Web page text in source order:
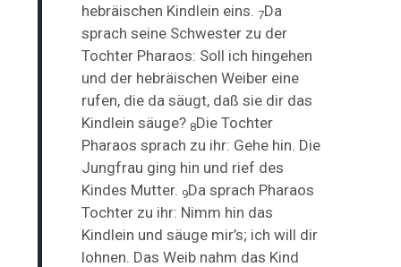
hebräischen Kindlein eins. 7Da
sprach seine Schwester zu der
Tochter Pharaos: Soll ich hingehen
und der hebräischen Weiber eine
rufen, die da säugt, daß sie dir das
Kindlein säuge?8Die Tochter
Pharaos sprach zu ihr: Gehe hin. Die
Jungfrau ging hin und rief des
Kindes Mutter. 9Da sprach Pharaos
Tochter zu ihr: Nimm hin das
Kindlein und säuge mir’s; ich will dir
lohnen. Das Weib nahm das Kind